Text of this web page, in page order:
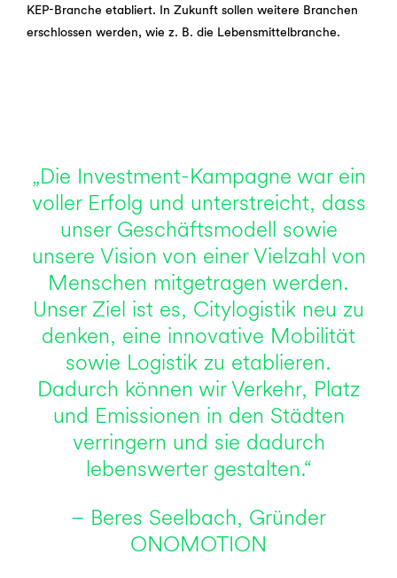
KEP-Branche etabliert. In Zukunft sollen weitere Branchen
erschlossen werden, wie z. B. die Lebensmittelbranche.
„Die Investment-Kampagne war ein
voller Erfolg und unterstreicht, dass
unser Geschäftsmodell sowie
unsere Vision von einer Vielzahl von
Menschen mitgetragen werden.
Unser Ziel ist es, Citylogistik neu zu
denken, eine innovative Mobilität
sowie Logistik zu etablieren.
Dadurch können wir Verkehr, Platz
und Emissionen in den Städten
verringern und sie dadurch
lebenswerter gestalten.“
– Beres Seelbach, Gründer
ONOMOTION